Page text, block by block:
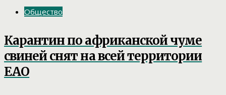
Общество
Карантин по африканской чуме
свиней снят на всей территории
ЕАО